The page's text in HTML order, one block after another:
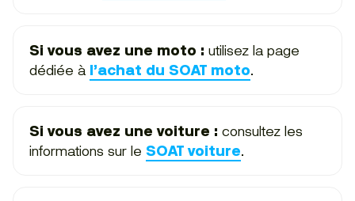
Si vous avez une moto : utilisez la page
dédiée à l’achat du SOAT moto.
Si vous avez une voiture : consultez les
informations sur le SOAT voiture.